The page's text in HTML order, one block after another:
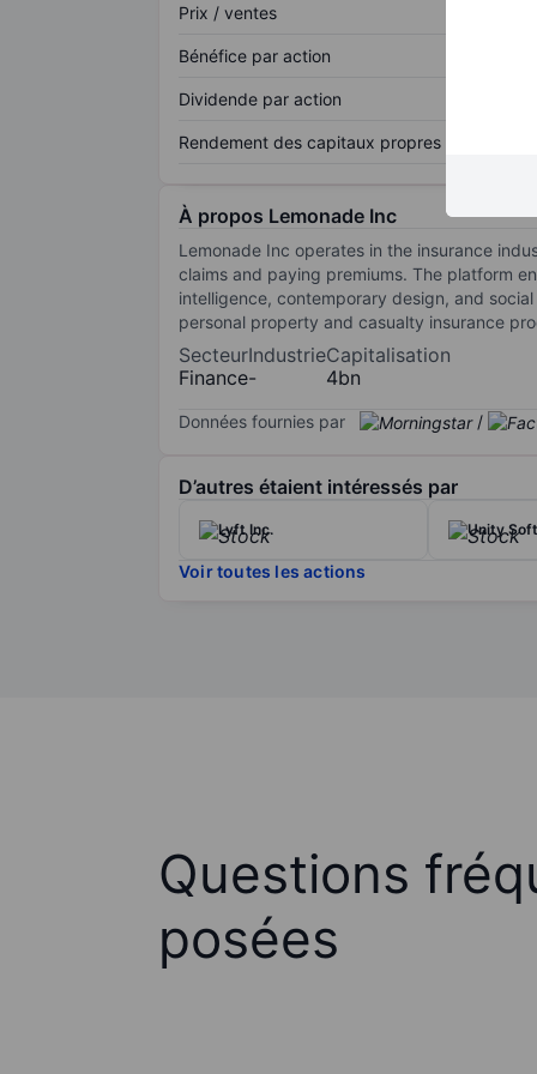
Prix / ventes
Bénéfice par action
Dividende par action
Rendement des capitaux propres
À propos Lemonade Inc
Lemonade Inc operates in the insurance
claims and paying premiums. The platform
intelligence, contemporary design, and
personal property and casualty insurance
Secteur
Finance
Industrie
-
Capitalisation
4bn
Données fournies par /
D’autres étaient intéressés par
Lyft Inc. Unity
Voir toutes les actions
Questions
posées